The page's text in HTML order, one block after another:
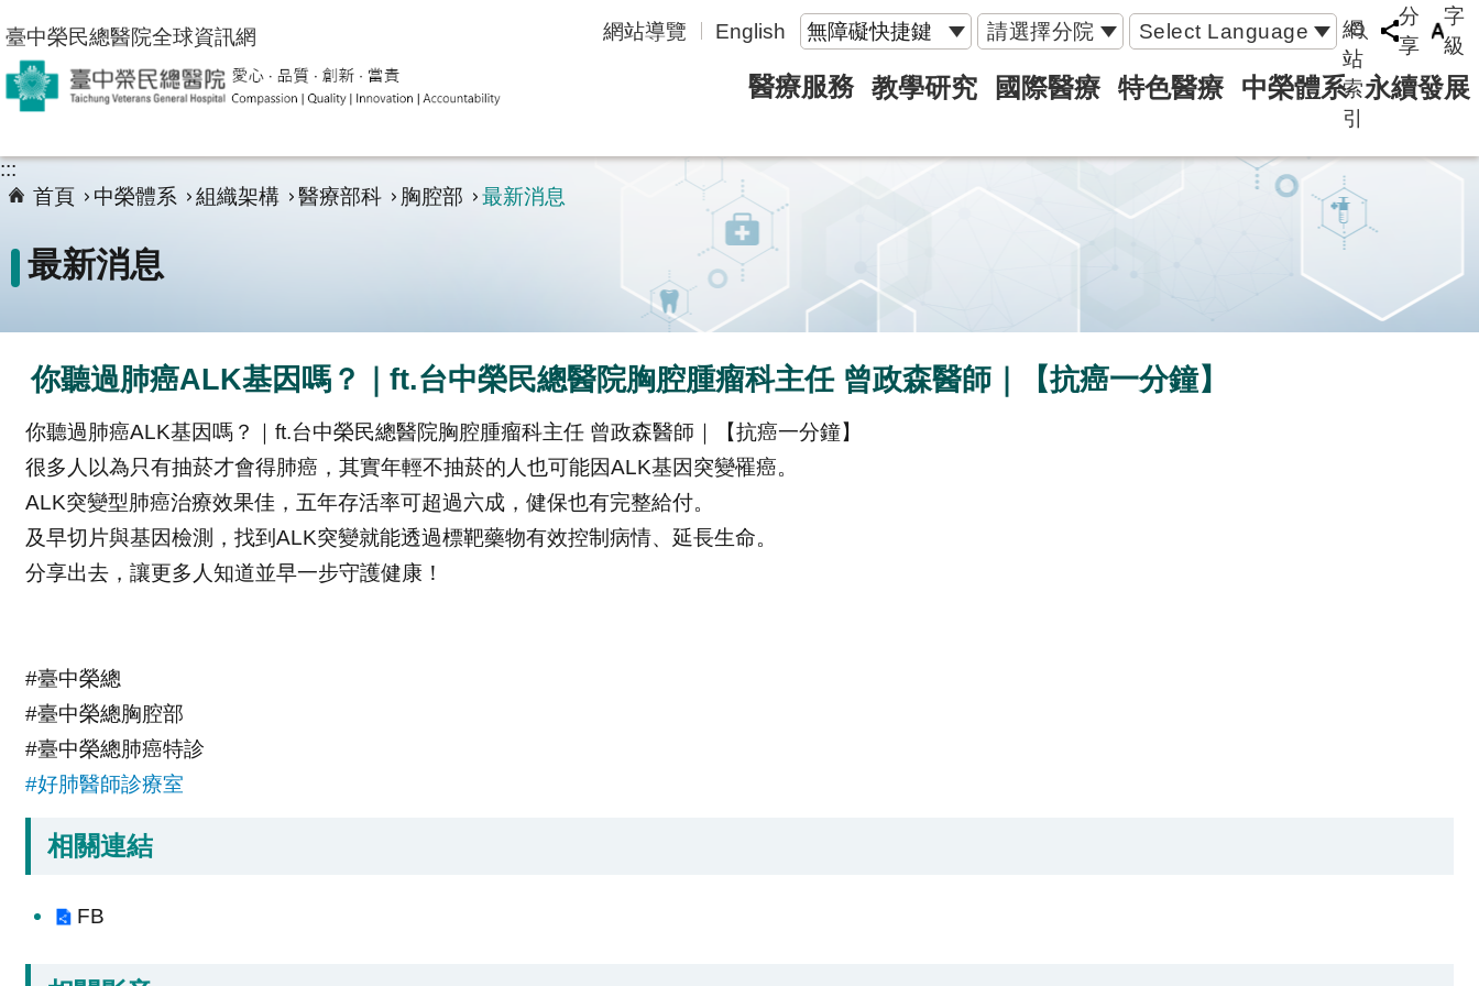
跳到主要內容區塊
臺中榮民總醫院全球資訊網 網站導覽 English 無障礙快捷鍵 請選擇分院 Select Language
網
站
索
引
分
享
字
級
醫療服務 教學研究 國際醫療 特色醫療 中榮體系 永續發展
:::
首頁
中榮體系 組織架構 醫療部科 胸腔部 最新消息
最新消息
你聽過肺癌ALK基因嗎？｜ft.台中榮民總醫院胸腔腫瘤科主任 曾政森醫師｜【抗癌一分鐘】
你聽過肺癌ALK基因嗎？｜ft.台中榮民總醫院胸腔腫瘤科主任 曾政森醫師｜【抗癌一分鐘】
很多人以為只有抽菸才會得肺癌，其實年輕不抽菸的人也可能因ALK基因突變罹癌。
ALK突變型肺癌治療效果佳，五年存活率可超過六成，健保也有完整給付。
及早切片與基因檢測，找到ALK突變就能透過標靶藥物有效控制病情、延長生命。
分享出去，讓更多人知道並早一步守護健康！
#臺中榮總
#臺中榮總胸腔部
#臺中榮總肺癌特診
#好肺醫師診療室
相關連結
FB